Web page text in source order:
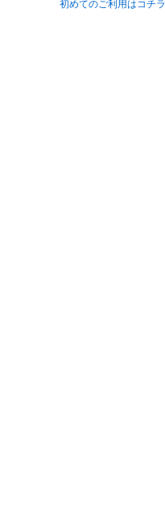
初めてのご利用はコチラ